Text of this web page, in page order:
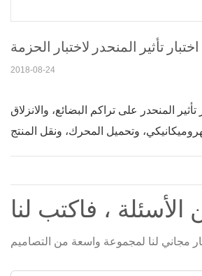
اختبار تأثير المنحدر لاختبار الحزمة
2018-08-24
المنحدر على تراكم البضائع، والانزلاق
وتحميل المحرك، ونقل المنتج
، فاكتب لنا